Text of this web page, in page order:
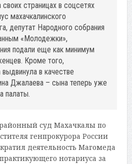
страницах в соцсетях
махачкалинского
депутат Народного собрания
«Молодежки»,
подали еще как минимум
Кроме того,
выдвинула в качестве
Джалаева – сына теперь уже
палаты.
суд Махачкалы по
генпрокурора России
деятельность Магомеда
нотариуса за